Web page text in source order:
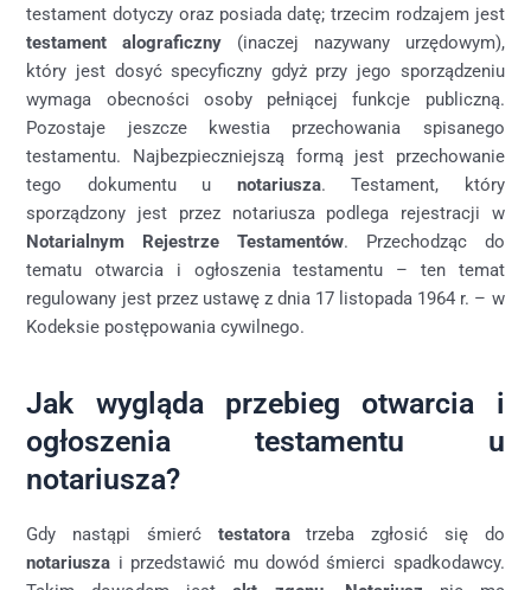
testament dotyczy oraz posiada datę; trzecim rodzajem jest
testament alograficzny (inaczej nazywany urzędowym),
który jest dosyć specyficzny gdyż przy jego sporządzeniu
wymaga obecności osoby pełniącej funkcje publiczną.
Pozostaje jeszcze kwestia przechowania spisanego
testamentu. Najbezpieczniejszą formą jest przechowanie
tego dokumentu u notariusza. Testament, który
sporządzony jest przez notariusza podlega rejestracji w
Notarialnym Rejestrze Testamentów. Przechodząc do
tematu otwarcia i ogłoszenia testamentu – ten temat
regulowany jest przez ustawę z dnia 17 listopada 1964 r. – w
Kodeksie postępowania cywilnego.
Jak wygląda przebieg otwarcia i
ogłoszenia testamentu u
notariusza?
Gdy nastąpi śmierć testatoratrzeba zgłosić się do
notariusza i przedstawić mu dowód śmierci spadkodawcy.